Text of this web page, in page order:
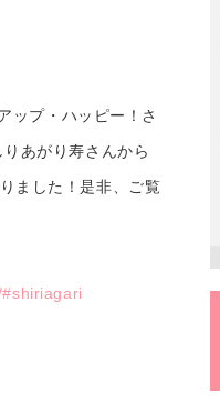
ップ・ハッピー！さ
あがり寿さんから
ました！是非、ご覧